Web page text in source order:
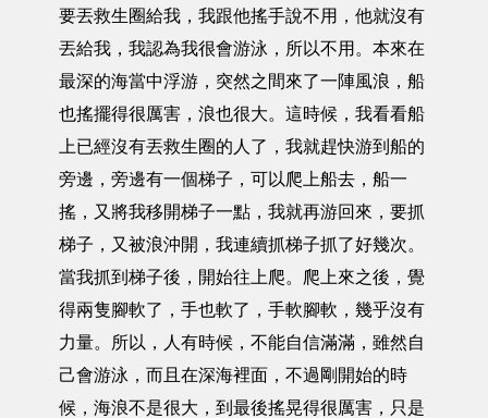
要丟救生圈給我，我跟他搖手說不用，他就沒有
丟給我，我認為我很會游泳，所以不用。本來在
最深的海當中浮游，突然之間來了一陣風浪，船
也搖擺得很厲害，浪也很大。這時候，我看看船
上已經沒有丟救生圈的人了，我就趕快游到船的
旁邊，旁邊有一個梯子，可以爬上船去，船一
搖，又將我移開梯子一點，我就再游回來，要抓
梯子，又被浪沖開，我連續抓梯子抓了好幾次。
當我抓到梯子後，開始往上爬。爬上來之後，覺
得兩隻腳軟了，手也軟了，手軟腳軟，幾乎沒有
力量。所以，人有時候，不能自信滿滿，雖然自
己會游泳，而且在深海裡面，不過剛開始的時
候，海浪不是很大，到最後搖晃得很厲害，只是